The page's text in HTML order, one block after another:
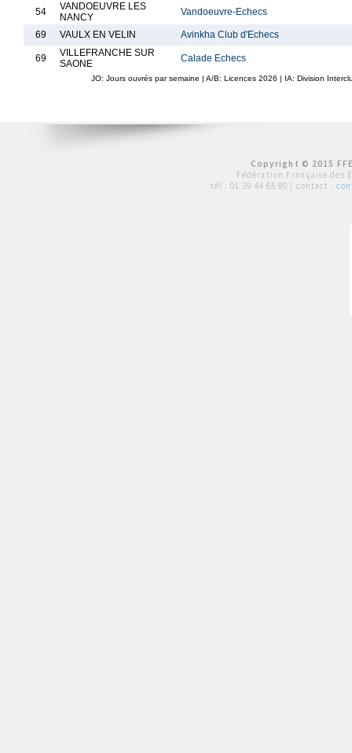
54
VANDOEUVRE LES
NANCY
Vandoeuvre-Echecs
69 VAULX EN VELIN Avinkha Club d'Echecs
69
VILLEFRANCHE SUR
SAONE
Calade Echecs
JO: Jours ouvrés par semaine | A/B: Licences 2026 | IA: Division
Copyright © 2015
Fédération Française des
tél : 01 39 44 65 80 | contact :